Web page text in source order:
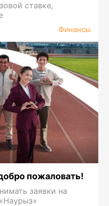
ставке,
Финансы
пожаловать!
заявки на